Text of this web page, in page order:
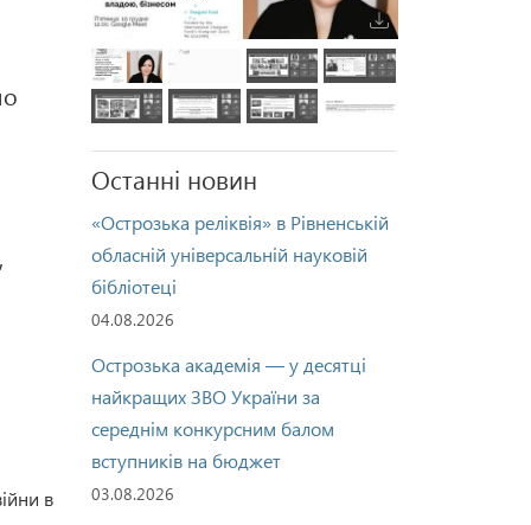
в
Останні новин
«Острозька реліквія» в Рівненській
обласній універсальній науковій
бібліотеці
04.08.2026
Острозька академія — у десятці
найкращих ЗВО України за
середнім конкурсним балом
вступників на бюджет
03.08.2026